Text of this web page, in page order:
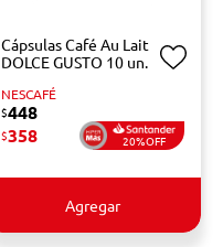
Cápsulas Café Au Lait
DOLCE GUSTO 10 un.
NESCAFÉ
$448
$358 20%OFF
Agregar